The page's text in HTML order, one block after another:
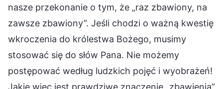
nasze przekonanie o tym, że „raz zbawiony, na
zawsze zbawiony”. Jeśli chodzi o ważną kwestię
wkroczenia do królestwa Bożego, musimy
stosować się do słów Pana. Nie możemy
postępować według ludzkich pojęć i wyobrażeń!
Jakie więc jest prawdziwe znaczenie „zbawienia”